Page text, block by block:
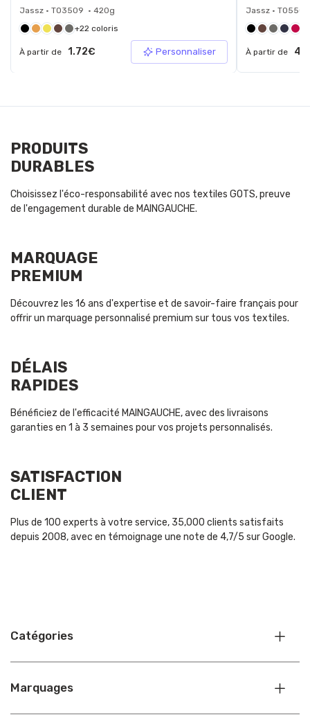
Jassz • TO3509 • 420g
+22 coloris
À partir de 1.72€ Personnaliser
Jassz •
À partir de
PRODUITS
DURABLES
Choisissez l'éco-responsabilité avec nos textiles GOTS, preuve
de l'engagement durable de MAINGAUCHE.
MARQUAGE
PREMIUM
Découvrez les 16 ans d'expertise et de savoir-faire français pour
offrir un marquage personnalisé premium sur tous vos textiles.
DÉLAIS
RAPIDES
Bénéficiez de l'efficacité MAINGAUCHE, avec des livraisons
garanties en 1 à 3 semaines pour vos projets personnalisés.
SATISFACTION
CLIENT
Plus de 100 experts à votre service, 35,000 clients satisfaits
depuis 2008, avec en témoignage une note de 4,7/5 sur Google.
Catégories
Marquages